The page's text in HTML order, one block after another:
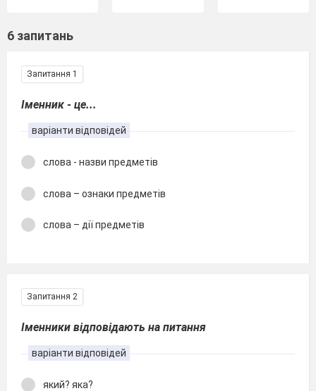
6 запитань
Запитання 1
Іменник - це...
варіанти відповідей
слова - назви предметів
слова – ознаки предметів
слова – дії предметів
Запитання 2
Іменники відповідають на питання
варіанти відповідей
який? яка?